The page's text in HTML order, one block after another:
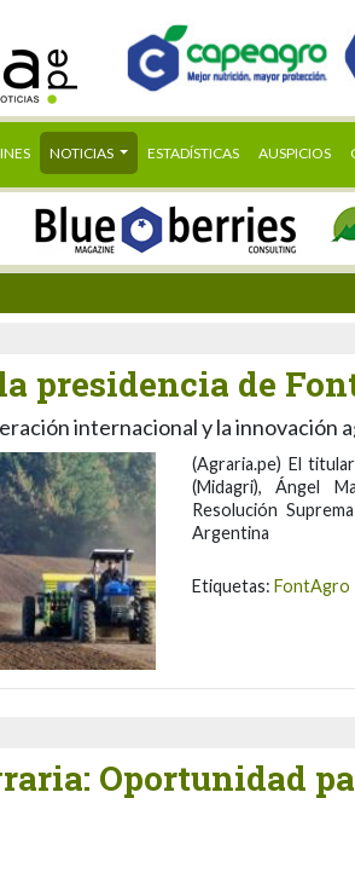
NOTICIAS ESTADÍSTICAS AUSPICIOS
presidencia de
internacional y la innovación
(Agraria.pe) El
(Midagri), Ángel
Resolución
Argentina
Etiquetas: FontAgro
Oportunidad